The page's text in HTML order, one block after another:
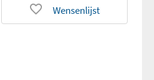
Wensenlijst